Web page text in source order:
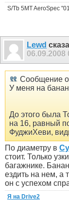
S/Tb 5MT AeroSpec "01
Lewd
06.09.2008
Сообщение
У меня на
До этого была
на 16, равный
ФуджиХеви,
По диаметру в
стоит. Только
багажнике.
ездить на нем, а
он с успехом
Я на Drive2